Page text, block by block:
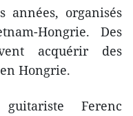
années, organisés
Hongrie. Des
​acquérir des
Hongrie.
Ferenc